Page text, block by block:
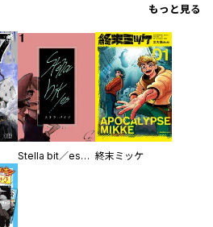
もっと見る
Stella bit／es【単話版】 終末ミッケ